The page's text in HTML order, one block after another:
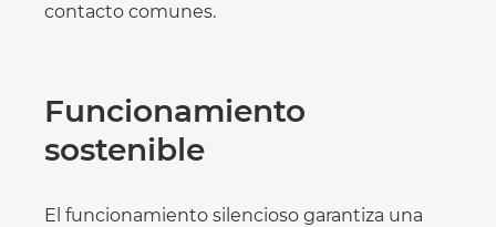
contacto comunes.
Funcionamiento
sostenible
El funcionamiento silencioso garantiza una